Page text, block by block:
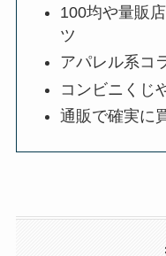
100均や量販
ツ
アパレル系コ
コンビニくじ
通販で確実に